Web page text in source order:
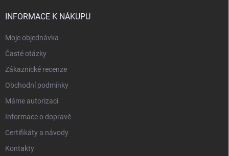
INFORMACE K NÁKUPU
Moje objednávka
Časté otázky
Zákaznické recenze
Obchodní podmínky
Máme autorizaci
Informace o dopravě
Certifikáty a návody
Kontakty